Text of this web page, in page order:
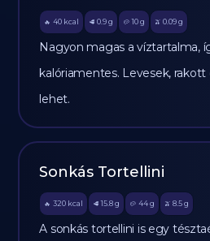
🔥 40 kcal 🥩 0.9 g 🥔 10g 🫒 0.09 g
Nagyon magas a víztartalma,
kalóriamentes. Levesek, rakott
lehet.
Sonkás Tortellini
🔥 320 kcal 🥩 15.8 g 🥔 44g 🫒 8.5 g
A sonkás tortellini is egy